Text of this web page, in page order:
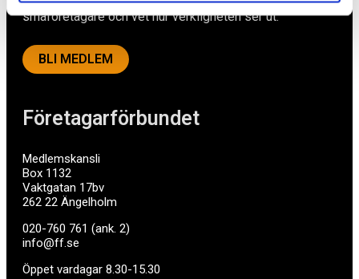
Företagarförbundet
Medlemskansli
Box 1132
Vaktgatan 17bv
262 22 Ängelholm
020-760 761 (ank. 2)
info@ff.se
Öppet vardagar 8.30-15.30
småföretagare och vet hur verkligheten ser ut.
BLI MEDLEM